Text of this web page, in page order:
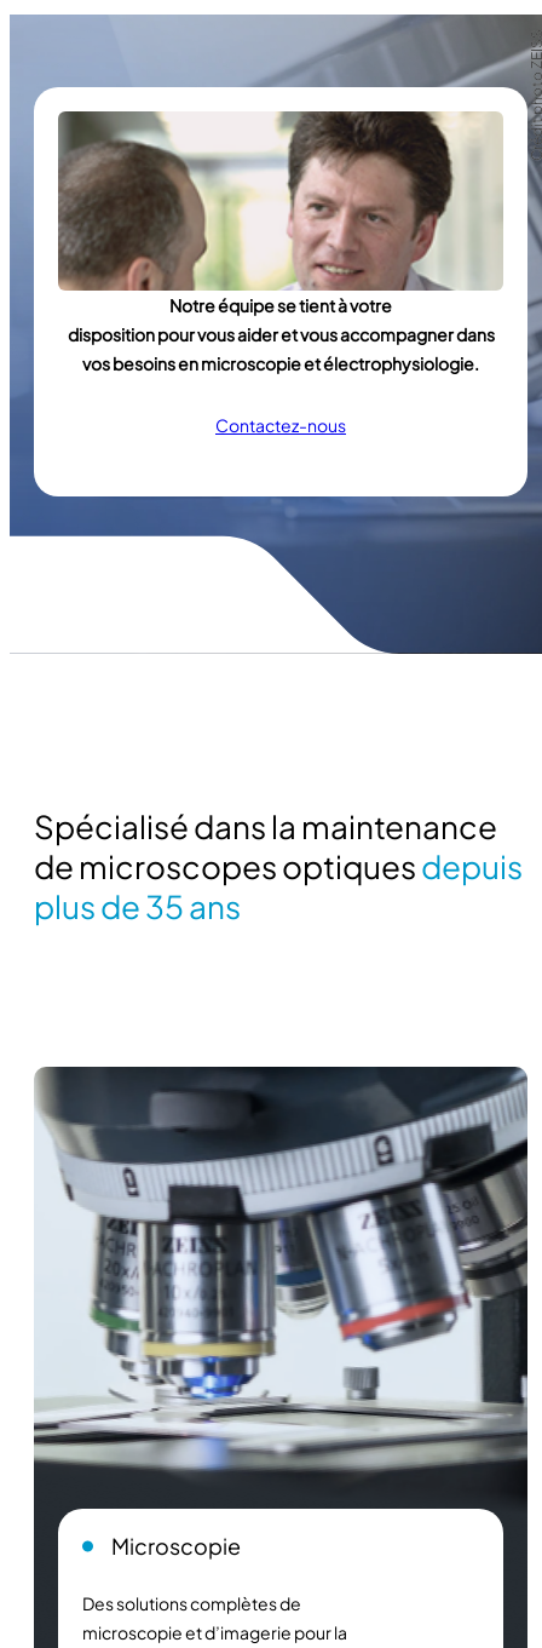
Crédit
Crédit
Notre équipe se tient à votre
disposition pour vous aider et vous accompagner dans
vos besoins en microscopie et électrophysiologie.
Contactez-nous
Spécialisé dans la maintenance
de microscopes optiquesdepuis
plus de 35 ans
Microscopie
Des solutions complètes de
microscopie et d’imagerie pour la